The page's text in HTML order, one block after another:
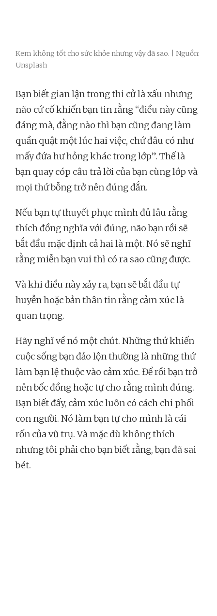
Kem không tốt cho sức khỏe nhưng vậy đã sao. | Nguồn:
Unsplash
Bạn biết gian lận trong thi cử là xấu nhưng
não cứ cố khiến bạn tin rằng “điều này cũng
đáng mà, đằng nào thì bạn cũng đang làm
quần quật một lúc hai việc, chứ đâu có như
mấy đứa hư hỏng khác trong lớp”. Thế là
bạn quay cóp câu trả lời của bạn cùng lớp và
mọi thứ bỗng trở nên đúng đắn.
Nếu bạn tự thuyết phục mình đủ lâu rằng
thích đồng nghĩa với đúng, não bạn rồi sẽ
bắt đầu mặc định cả hai là một. Nó sẽ nghĩ
rằng miễn bạn vui thì có ra sao cũng được.
Và khi điều này xảy ra, bạn sẽ bắt đầu tự
huyễn hoặc bản thân tin rằng cảm xúc là
quan trọng.
Hãy nghĩ về nó một chút. Những thứ khiến
cuộc sống bạn đảo lộn thường là những thứ
làm bạn lệ thuộc vào cảm xúc. Để rồi bạn trở
nên bốc đồng hoặc tự cho rằng mình đúng.
Bạn biết đấy, cảm xúc luôn có cách chi phối
con người. Nó làm bạn tự cho mình là cái
rốn của vũ trụ. Và mặc dù không thích
nhưng tôi phải cho bạn biết rằng, bạn đã sai
bét.